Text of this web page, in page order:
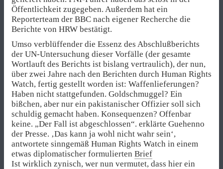
Öffentlichkeit zugegeben. Außerdem hat ein
Reporterteam der BBC nach eigener Recherche die
Berichte von HRW bestätigt.
Umso verblüffender die Essenz des Abschlußberichts
der UN-Untersuchung dieser Vorfälle (der gesamte
Wortlauft des Berichts ist bislang vertraulich), der nun,
über zwei Jahre nach den Berichten durch Human Rights
Watch, fertig gestellt worden ist: Waffenlieferungen?
Haben nicht stattgefunden. Goldschmuggel? Ein
bißchen, aber nur ein pakistanischer Offizier soll sich
schuldig gemacht haben. Konsequenzen? Offenbar
keine. „Der Fall ist abgeschlossen“. erklärte Guehenno
der Presse. ‚Das kann ja wohl nicht wahr sein‘,
antwortete sinngemäß Human Rights Watch in einem
etwas diplomatischer formulierten Brief
Ist wirklich zynisch, wer nun vermutet, dass hier ein